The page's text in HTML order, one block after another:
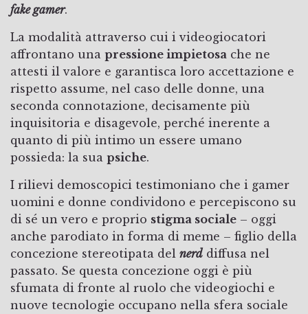
fake gamer.
La modalità attraverso cui i videogiocatori
affrontano una pressione impietosa che ne
attesti il valore e garantisca loro accettazione e
rispetto assume, nel caso delle donne, una
seconda connotazione, decisamente più
inquisitoria e disagevole, perché inerente a
quanto di più intimo un essere umano
possieda: la sua psiche.
I rilievi demoscopici testimoniano che i gamer
uomini e donne condividono e percepiscono su
di sé un vero e proprio stigma sociale – oggi
anche parodiato in forma di meme – figlio della
concezione stereotipata del nerd diffusa nel
passato. Se questa concezione oggi è più
sfumata di fronte al ruolo che videogiochi e
nuove tecnologie occupano nella sfera sociale